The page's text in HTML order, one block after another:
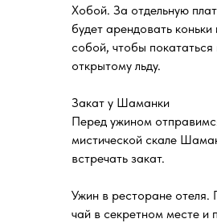
Хобой. За отдельную
будет арендовать коньки
собой, чтобы покататься
открытому льду.
Закат у Шаманки
Перед ужином
мистической скале
встречать закат.
Ужин в ресторане отеля.
чай в секретном месте и